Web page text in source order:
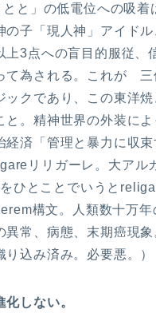
と」の低電位への吸
の子「現人神」アイド
上3点への盲目的服従、
て為される。これが 三
ックであり、この東洋
と。精神世界の外装によ
経済「管理と暴力に収
リリガーレ。大アル
ひとことでいうと
構文。人類数十万年
常、病態、末期癌現象
り込み済み。必要悪。
化しない。